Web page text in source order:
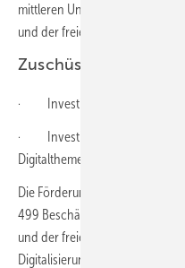
mittleren Unternehmen (KMU)
und der freien Berufe –
Zuschüsse gibt es für
· Investitionen in digitale
· Investitionen in die
Digitalthemen.
Die Förderung kann von
499 Beschäftigten aus allen
und der freien Berufe
Digitalisierungsvorhaben